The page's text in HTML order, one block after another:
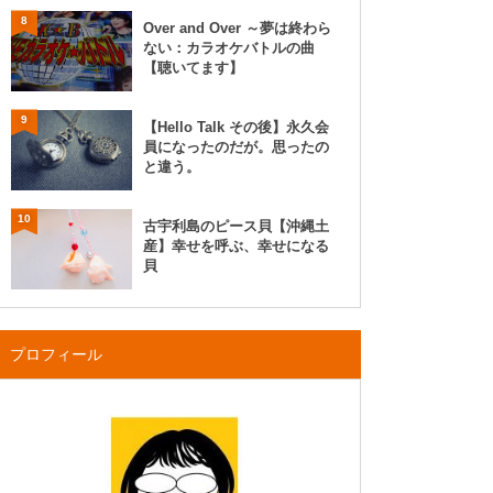
8
Over and Over ～夢は終わら
ない：カラオケバトルの曲
【聴いてます】
9
【Hello Talk その後】永久会
員になったのだが。思ったの
と違う。
10
古宇利島のピース貝【沖縄土
産】幸せを呼ぶ、幸せになる
貝
プロフィール